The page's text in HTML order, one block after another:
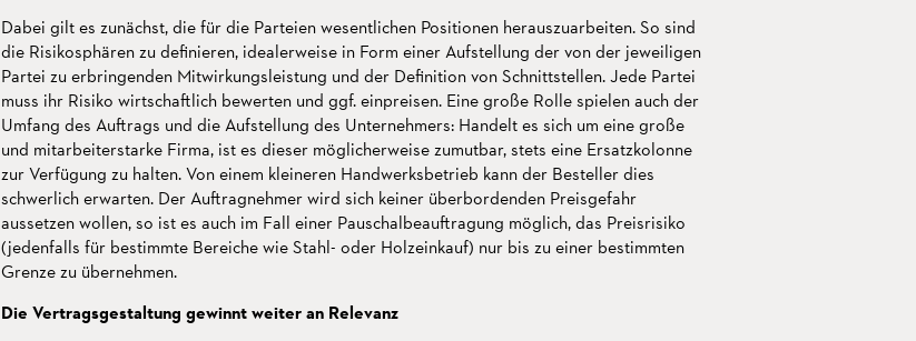
Dabei gilt es zunächst, die für die Parteien wesentlichen Positionen herauszuarbeiten. So sind
die Risikosphären zu definieren, idealerweise in Form einer Aufstellung der von der jeweiligen
Partei zu erbringenden Mitwirkungsleistung und der Definition von Schnittstellen. Jede Partei
muss ihr Risiko wirtschaftlich bewerten und ggf. einpreisen. Eine große Rolle spielen auch der
Umfang des Auftrags und die Aufstellung des Unternehmers: Handelt es sich um eine große
und mitarbeiterstarke Firma, ist es dieser möglicherweise zumutbar, stets eine Ersatzkolonne
zur Verfügung zu halten. Von einem kleineren Handwerksbetrieb kann der Besteller dies
schwerlich erwarten. Der Auftragnehmer wird sich keiner überbordenden Preisgefahr
aussetzen wollen, so ist es auch im Fall einer Pauschalbeauftragung möglich, das Preisrisiko
(jedenfalls für bestimmte Bereiche wie Stahl- oder Holzeinkauf) nur bis zu einer bestimmten
Grenze zu übernehmen.
Die Vertragsgestaltung gewinnt weiter an Relevanz